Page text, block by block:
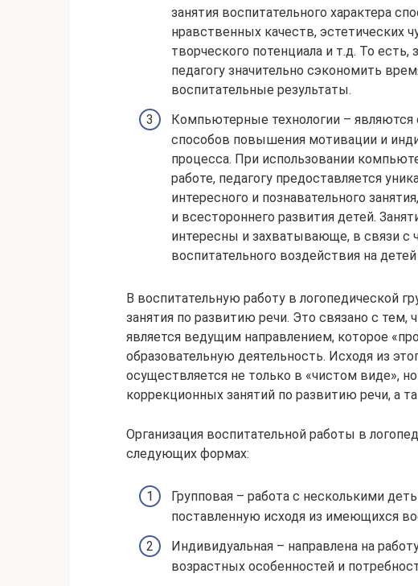
занятия воспитательного характера
нравственных качеств, эстетических
творческого потенциала и т.д. То есть,
педагогу значительно сэкономить
воспитательные результаты.
Компьютерные технологии –
способов повышения мотивации и
процесса. При использовании
работе, педагогу предоставляется
интересного и познавательного
и всестороннего развития детей.
интересны и захватывающе, в связи с
воспитательного воздействия на
В воспитательную работу в логопедической
занятия по развитию речи. Это связано с тем,
является ведущим направлением, которое
образовательную деятельность. Исходя из
осуществляется не только в «чистом виде»,
коррекционных занятий по развитию речи, а
Организация воспитательной работы в
следующих формах:
Групповая – работа с несколькими
поставленную исходя из имеющихся
Индивидуальная – направлена на
возрастных особенностей и